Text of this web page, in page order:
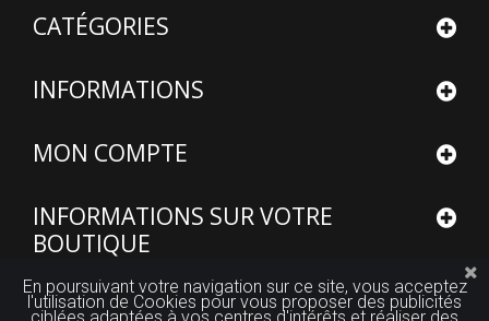
CATÉGORIES
INFORMATIONS
MON COMPTE
INFORMATIONS SUR VOTRE
BOUTIQUE
En poursuivant votre navigation sur ce site, vous acceptez
l'utilisation de Cookies pour vous proposer des publicités